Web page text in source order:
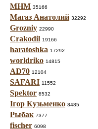
МНМ 35166
Магаз Анатолий 32292
Grozniy 22990
Crakodil 19166
haratoshka 17292
worldriko 14815
AD70 12104
SAFARI 11552
Spektor 8532
Ігор Кузьменко 8485
Рыбак 7377
fischer 6098